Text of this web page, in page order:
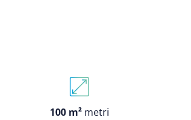
100 m² metri